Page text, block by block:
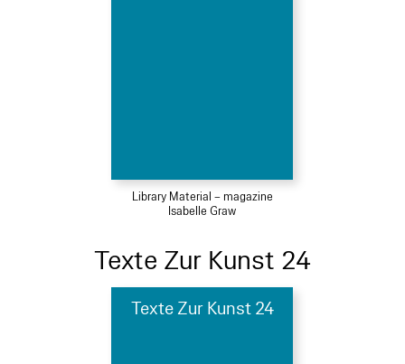
Library Material – magazine
Isabelle Graw
Texte Zur Kunst 24
Texte Zur Kunst 24